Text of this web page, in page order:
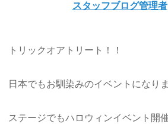
スタッフブログ管理者
トリックオアトリート！！
日本でもお馴染みのイベントになり
ステージでもハロウィンイベント開